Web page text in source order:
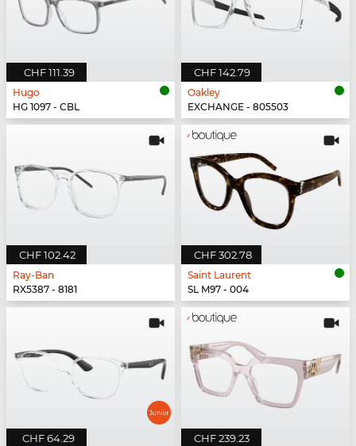
CHF 111.39
Hugo
HG 1097 - CBL
CHF 142.79
Oakley
EXCHANGE - 805503
CHF 102.42
Ray-Ban
RX5387 - 8181
CHF 302.78
Saint Laurent
SL M97 - 004
CHF 64.29 CHF 239.23